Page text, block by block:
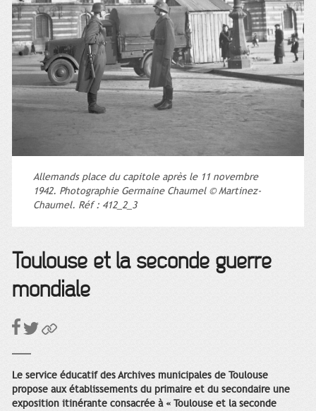
Allemands place du capitole après le 11 novembre
1942. Photographie Germaine Chaumel © Martinez-
Chaumel. Réf : 412_2_3
Toulouse et la seconde guerre
mondiale
Le service éducatif des Archives municipales de Toulouse
propose aux établissements du primaire et du secondaire une
exposition itinérante consacrée à « Toulouse et la seconde